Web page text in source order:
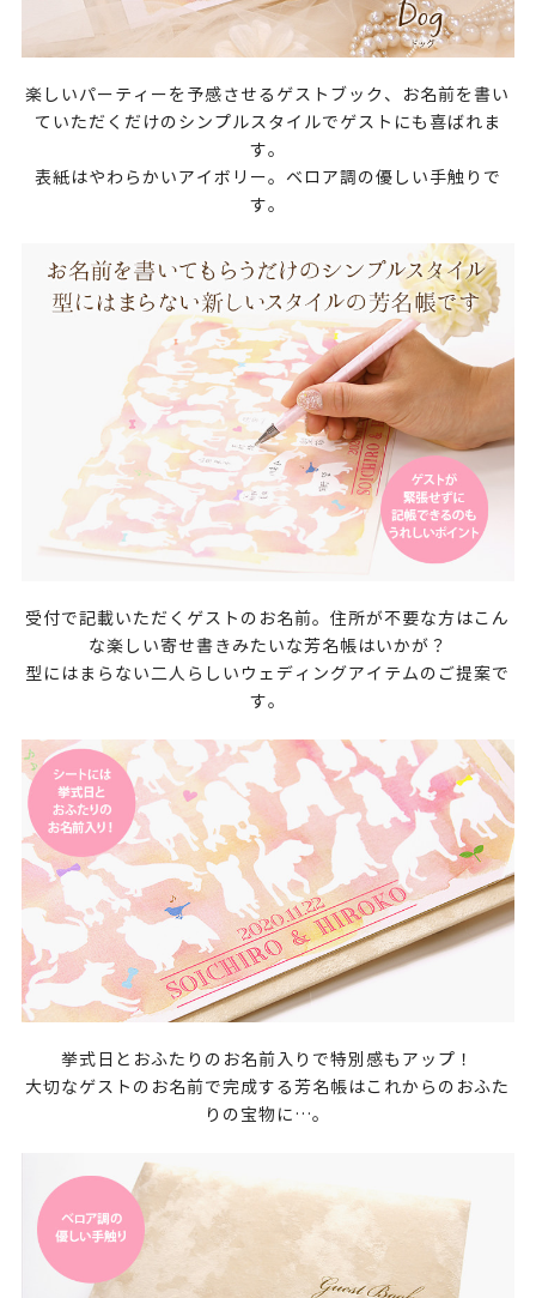
楽しいパーティーを予感させるゲストブック、お名前を書い
ていただくだけのシンプルスタイルでゲストにも喜ばれま
す。
表紙はやわらかいアイボリー。ベロア調の優しい手触りで
す。
受付で記載いただくゲストのお名前。住所が不要な方はこん
な楽しい寄せ書きみたいな芳名帳はいかが？
型にはまらない二人らしいウェディングアイテムのご提案で
す。
挙式日とおふたりのお名前入りで特別感もアップ！
大切なゲストのお名前で完成する芳名帳はこれからのおふた
りの宝物に…。